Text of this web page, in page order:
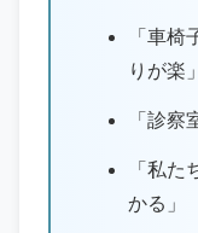
「車
りが楽」
「診察
「私
かる」